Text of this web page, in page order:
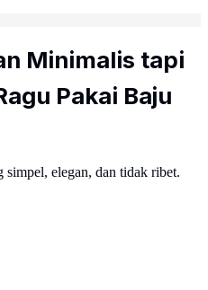
Minimalis tapi
Pakai Baju
elegan, dan tidak ribet.